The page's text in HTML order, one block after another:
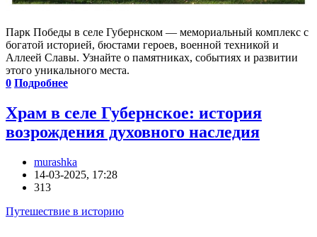
Парк Победы в селе Губернском — мемориальный комплекс с
богатой историей, бюстами героев, военной техникой и
Аллеей Славы. Узнайте о памятниках, событиях и развитии
этого уникального места.
0 Подробнее
Храм в селе Губернское: история
возрождения духовного наследия
murashka
14-03-2025, 17:28
313
Путешествие в историю